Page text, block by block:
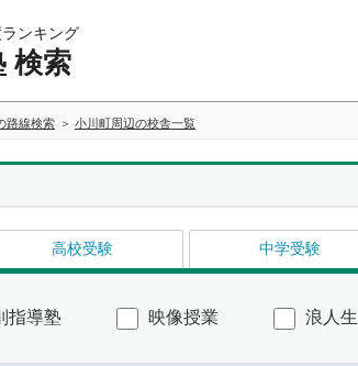
ンキング
検索
路線検索 小川町周辺の校舎一覧
高校受験 中学受験
指導塾 映像授業 浪人生